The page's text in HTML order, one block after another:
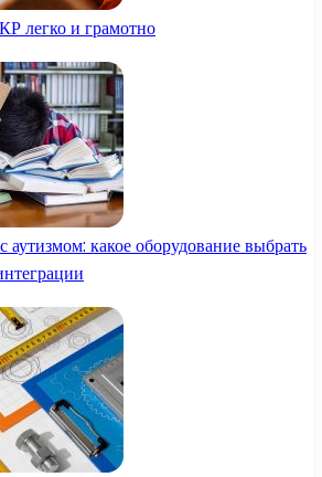
легко и грамотно
аутизмом: какое оборудование выбрать